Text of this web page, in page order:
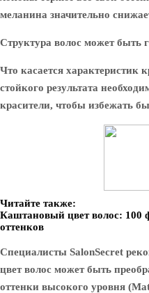
меланина значительно
Структура волос может
Что касается характеристик
стойкого результата
красители, чтобы избежать
Читайте также:
Каштановый цвет волос: 100
оттенков
Специалисты SalonSecret
цвет волос может быть
оттенки высокого уровня